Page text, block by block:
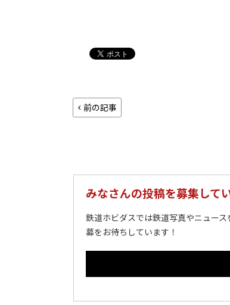
前の記事
みなさんの投稿を募集して
鉄道ホビダスでは鉄道写真やニュー
募をお待ちしています！